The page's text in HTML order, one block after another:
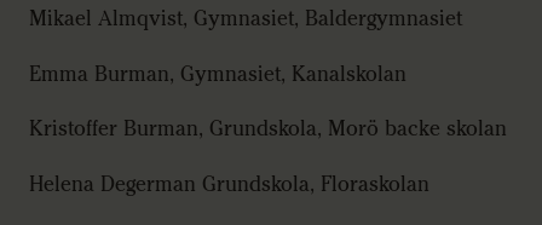
Mikael Almqvist, Gymnasiet, Baldergymnasiet
Emma Burman, Gymnasiet, Kanalskolan
Kristoffer Burman, Grundskola, Morö backe skolan
Helena Degerman Grundskola, Floraskolan